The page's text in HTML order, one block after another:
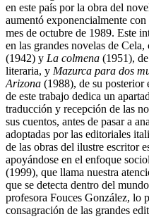
en este país por la obra del
aumentó exponencialmente
mes de octubre de 1989. Este
en las grandes novelas de Cela,
(1942) y La colmena (1951),
literaria, y Mazurca para dos
Arizona (1988), de su posterior
de este trabajo dedica un
traducción y recepción de las
sus cuentos, antes de pasar a
adoptadas por las editoriales
de las obras del ilustre escritor
apoyándose en el enfoque
(1999), que llama nuestra
que se detecta dentro del
profesora Fouces González, lo
consagración de las grandes